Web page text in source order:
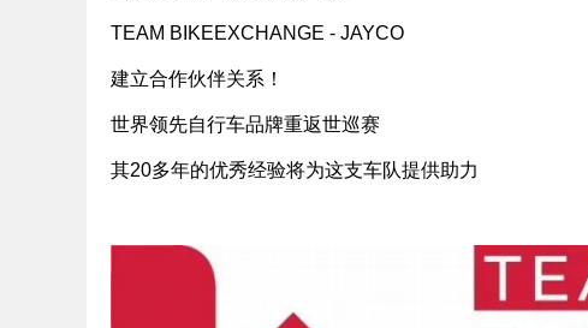
TEAM BIKEEXCHANGE - JAYCO
建立合作伙伴关系！
世界领先自行车品牌重返世巡赛
其20多年的优秀经验将为这支车队提供助力